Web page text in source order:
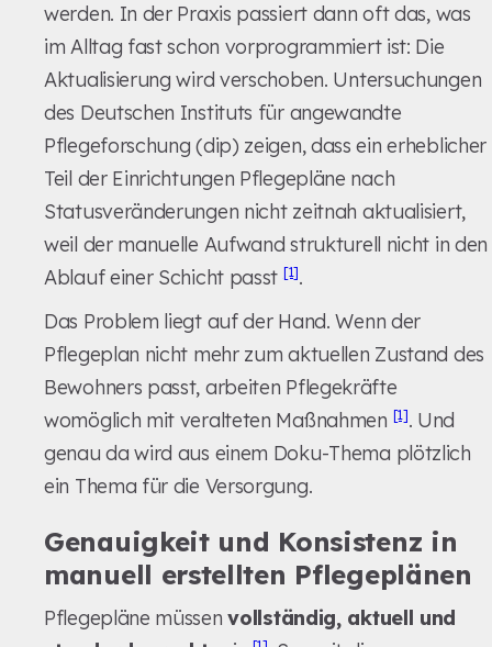
werden. In der Praxis passiert dann oft das, was
im Alltag fast schon vorprogrammiert ist: Die
Aktualisierung wird verschoben. Untersuchungen
des Deutschen Instituts für angewandte
Pflegeforschung (dip) zeigen, dass ein erheblicher
Teil der Einrichtungen Pflegepläne nach
Statusveränderungen nicht zeitnah aktualisiert,
weil der manuelle Aufwand strukturell nicht in den
Ablauf einer Schicht passt [1].
Das Problem liegt auf der Hand. Wenn der
Pflegeplan nicht mehr zum aktuellen Zustand des
Bewohners passt, arbeiten Pflegekräfte
womöglich mit veralteten Maßnahmen [1]. Und
genau da wird aus einem Doku-Thema plötzlich
ein Thema für die Versorgung.
Genauigkeit und Konsistenz in
manuell erstellten Pflegeplänen
Pflegepläne müssenvollständig, aktuell und